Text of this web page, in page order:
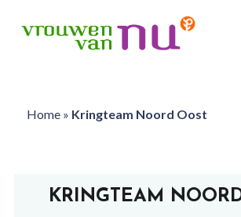
Home» Kringteam Noord Oost
KRINGTEAM